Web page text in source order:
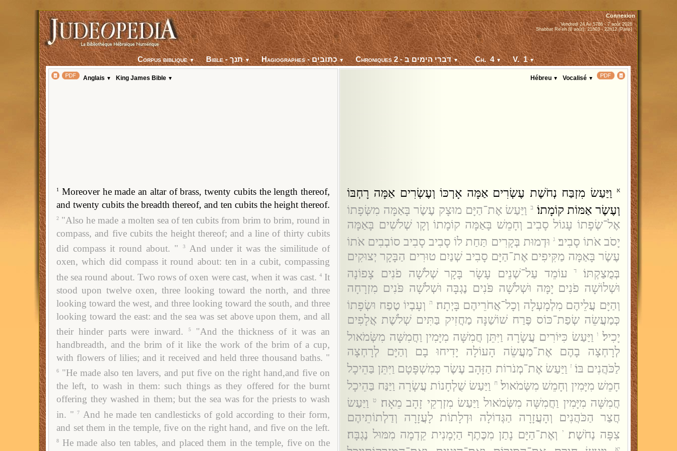
Connexion
Vendredi 24 Av 5786 - 7 août 2026
Shabbat Re'eh (8 août): 21h03 - 22h12 (Paris)
Corpus biblique▼ Bible - תנך▼ Hagiographes - כתובים▼ Chroniques 2 - דברי הימים ב▼ Ch. 4▼ V. 1▼
Anglais ▼ King James Bible ▼
1
Moreover he made an altar of brass, twenty cubits the length thereof,
and twenty cubits the breadth thereof, and ten cubits the height thereof.
2 "Also he made a molten sea of ten cubits from brim to brim, round in
compass, and five cubits the height thereof; and a line of thirty cubits
did compass it round about. "
3
And under it was the similitude of
oxen, which did compass it round about: ten in a cubit, compassing
the sea round about. Two rows of oxen were cast, when it was cast. 4 It
stood upon twelve oxen, three looking toward the north, and three
looking toward the west, and three looking toward the south, and three
looking toward the east: and the sea was set above upon them, and all
their hinder parts were inward.
5
"And the thickness of it was an
handbreadth, and the brim of it like the work of the brim of a cup,
with flowers of lilies; and it received and held three thousand baths. "
6
"He made also ten lavers, and put five on the right hand,and five on
the left, to wash in them: such things as they offered for the burnt
offering they washed in them; but the sea was for the priests to wash
in. "
7
And he made ten candlesticks of gold according to their form,
and set them in the temple, five on the right hand, and five on the left.
8
He made also ten tables, and placed them in the temple, five on the
Hébreu ▼ Vocalisé ▼
א
וַיַּעַשׂ מִזְבַּח נְחֹשֶׁת עֶשְׂרִים אַמָּה אָרְכּוֹ וְעֶשְׂרִים אַמָּה רָחְבּוֹ
וְעֶשֶׂר אַמּוֹת קוֹמָתוֹ׃ ב וַיַּעַשׂ אֶת־הַיָּם מוּצָק עֶשֶׂר בָּאַמָּה מִשְּׂפָתוֹ
אֶל־שְׂפָתוֹ עָגוֹל סָבִיב וְחָמֵשׁ בָּאַמָּה קוֹמָתוֹ וְקָו שְׁלֹשִׁים בָּאַמָּה
יָסֹב אֹתוֹ סָבִיב׃ ג וּדְמוּת בְּקָרִים תַּחַת לוֹ סָבִיב סָבִיב סוֹבְבִים אֹתוֹ
עֶשֶׂר בָּאַמָּה מַקִּיפִים אֶת־הַיָּם סָבִיב שְׁנַיִם טוּרִים הַבָּקָר יְצוּקִים
בְּמֻצַקְתּוֹ׃
ד
עוֹמֵד עַל־שְׁנֵים עָשָׂר בָּקָר שְׁלֹשָׁה פֹנִים צָפוֹנָה
וּשְׁלוֹשָׁה פֹנִים יָמָּה וּשְׁלֹשָׁה פֹּנִים נֶגְבָּה וּשְׁלֹשָׁה פֹּנִים מִזְרָחָה
וְהַיָּם עֲלֵיהֶם מִלְמָעְלָה וְכָל־אֲחֹרֵיהֶם בָּיְתָה׃
ה וְעָבְיוֹ טֶפַח וּשְׂפָתוֹ
כְּמַעֲשֵׂה שְׂפַת־כּוֹס פֶּרַח שׁוֹשַׁנָּה מַחֲזִיק בַּתִּים שְׁלֹשֶׁת אֲלָפִים
יָכִיל׃
ו
וַיַּעַשׂ כִּיּוֹרִים עֲשָׂרָה וַיִּתֵּן חֲמִשָּׁה מִיָּמִין וַחֲמִשָּׁה מִשְּׂמֹאול
לְרָחְצָה בָהֶם אֶת־מַעֲשֵׂה הָעוֹלָה יָדִיחוּ בָם וְהַיָּם לְרָחְצָה
לַכֹּהֲנִים בּוֹ׃ ז וַיַּעַשׂ אֶת־מְנֹרוֹת הַזָּהָב עֶשֶׂר כְּמִשְׁפָּטָם וַיִּתֵּן בַּהֵיכָל
חָמֵשׁ מִיָּמִין וְחָמֵשׁ מִשְּׂמֹאול׃ ח
וַיַּעַשׂ שֻׁלְחָנוֹת עֲשָׂרָה וַיַּנַּח בַּהֵיכָל
חֲמִשָּׁה מִיָּמִין וַחֲמִשָּׁה מִשְּׂמֹאול וַיַּעַשׂ מִזְרְקֵי זָהָב מֵאָה׃
ט
וַיַּעַשׂ
חֲצַר הַכֹּהֲנִים וְהָעֲזָרָה הַגְּדוֹלָה וּדְלָתוֹת לָעֲזָרָה וְדַלְתוֹתֵיהֶם
צִפָּה נְחֹשֶׁת׃
י וְאֶת־הַיָּם נָתַן מִכֶּתֶף הַיְמָנִית קֵדְמָה מִמּוּל נֶגְבָּה׃
יא